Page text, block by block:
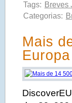
Tags: Breves
Categorias:
Mais
Europa